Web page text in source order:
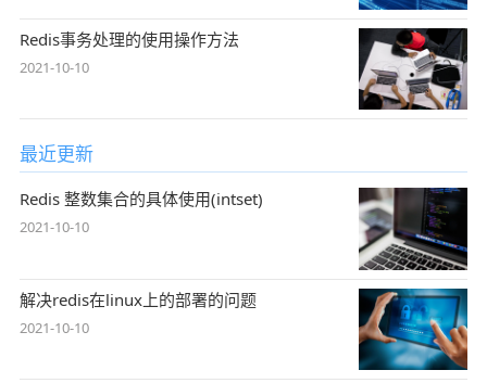
Redis事务处理的使用操作方法
2021-10-10
最近更新
Redis 整数集合的具体使用(intset)
2021-10-10
解决redis在linux上的部署的问题
2021-10-10